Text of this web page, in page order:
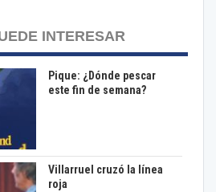
INTERESAR
Pique: ¿Dónde pescar
este fin de semana?
Villarruel cruzó la línea
roja